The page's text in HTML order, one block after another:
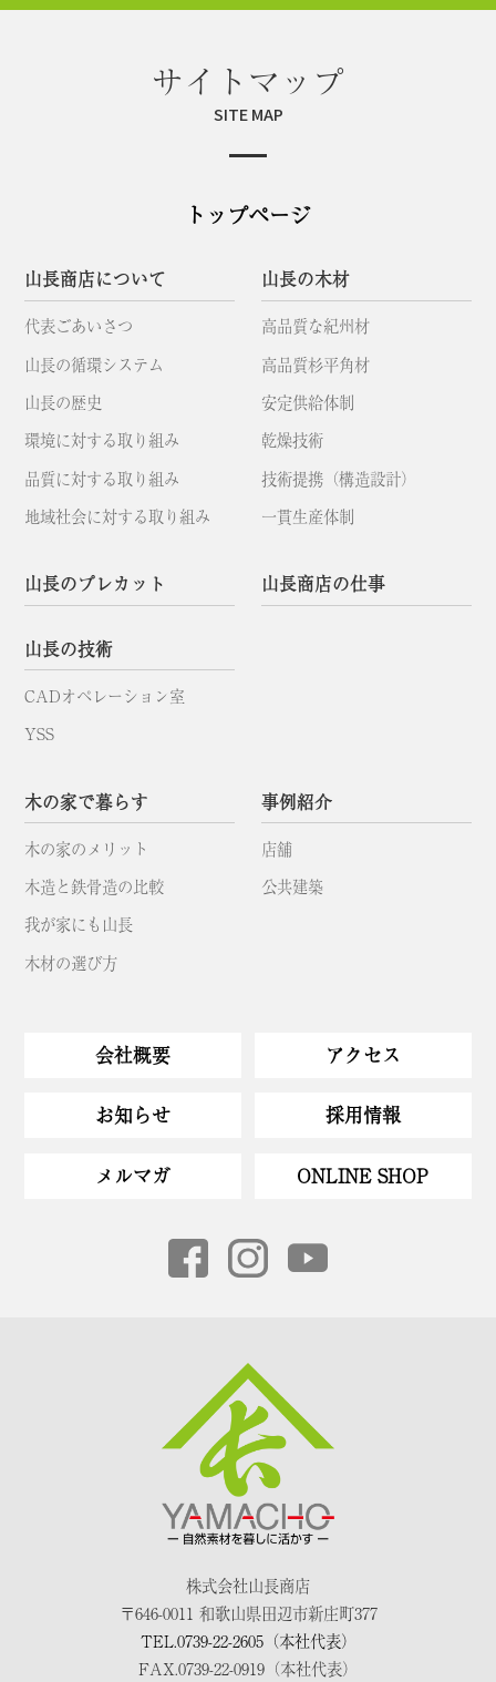
サイトマップ
SITE MAP
トップページ
山長商店について
代表ごあいさつ
山長の循環システム
山長の歴史
環境に対する取り組み
品質に対する取り組み
地域社会に対する取り組み
山長の木材
高品質な紀州材
高品質杉平角材
安定供給体制
乾燥技術
技術提携（構造設計）
一貫生産体制
山長のプレカット
山長の技術
CADオペレーション室
YSS
山長商店の仕事
木の家で暮らす
木の家のメリット
木造と鉄骨造の比較
我が家にも山長
木材の選び方
事例紹介
店舗
公共建築
会社概要 アクセス
お知らせ 採用情報
メルマガ ONLINE SHOP
株式会社山長商店
〒646-0011 和歌山県田辺市新庄町377
TEL.0739-22-2605（本社代表）
FAX.0739-22-0919（本社代表）